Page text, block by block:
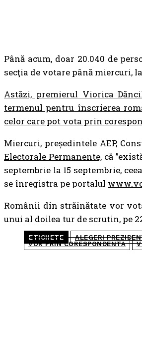
Până acum, doar 20.040 de
secţia de votare până miercuri,
Astăzi, premierul Viorica
termenul pentru înscrierea
celor care pot vota prin
Miercuri, președintele AEP,
Electorale Permanente,că
septembrie la 15 septembrie,
se înregistra pe portalul
Românii din străinătate vor
unui al doilea tur de scrutin, pe
ETICHETE ALEGERI
VOR PRIN CORESPONDENTA